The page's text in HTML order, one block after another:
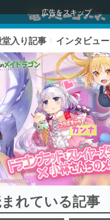
広告をスキップ
アップ
堂入り記事 インタビュー
れている記事